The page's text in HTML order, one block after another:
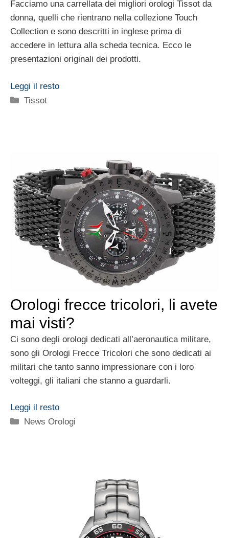
Facciamo una carrellata dei migliori orologi Tissot da
donna, quelli che rientrano nella collezione Touch
Collection e sono descritti in inglese prima di
accedere in lettura alla scheda tecnica. Ecco le
presentazioni originali dei prodotti.
Leggi il resto
Categorie
Tissot
Orologi frecce tricolori, li avete
mai visti?
Ci sono degli orologi dedicati all’aeronautica militare,
sono gli Orologi Frecce Tricolori che sono dedicati ai
militari che tanto sanno impressionare con i loro
volteggi, gli italiani che stanno a guardarli.
Leggi il resto
Categorie
News Orologi